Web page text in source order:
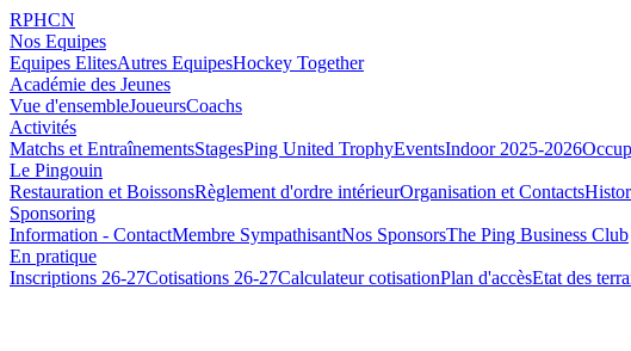
RPHCN
Nos Equipes
Equipes ElitesAutres EquipesHockey Together
Académie des Jeunes
Vue d'ensembleJoueursCoachs
Activités
Matchs et EntraînementsStagesPing United TrophyEventsIndoor 2025-2026
Le Pingouin
Restauration et BoissonsRèglement d'ordre intérieurOrganisation et Contacts
Sponsoring
Information - ContactMembre SympathisantNos SponsorsThe Ping Business Club
En pratique
Inscriptions 26-27Cotisations 26-27Calculateur cotisationPlan d'accèsEtat des